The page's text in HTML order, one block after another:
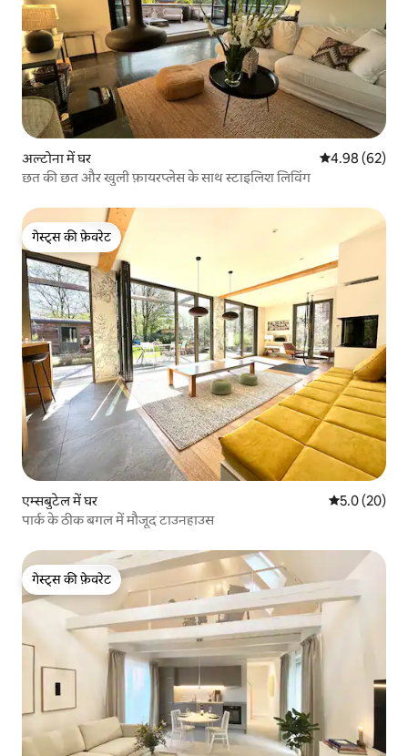
अल्टोना में घर औसत रेटिंग 5 में
4.98 (62)
छत की छत और खुली फ़ायरप्लेस के साथ स्टाइलिश लिविंग
गेस्ट्स की फ़ेवरेट
गेस्ट्स की फ़ेवरेट
एम्सबुटेल में घर औसत रेटिंग 5
5.0 (20)
पार्क के ठीक बगल में मौजूद टाउनहाउस
गेस्ट्स की फ़ेवरेट
गेस्ट्स की फ़ेवरेट